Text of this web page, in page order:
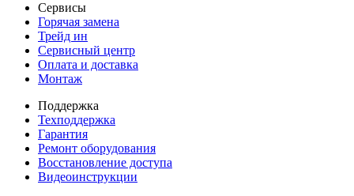
Сервисы
Горячая замена
Трейд ин
Сервисный центр
Оплата и доставка
Монтаж
Поддержка
Техподдержка
Гарантия
Ремонт оборудования
Восстановление доступа
Видеоинструкции